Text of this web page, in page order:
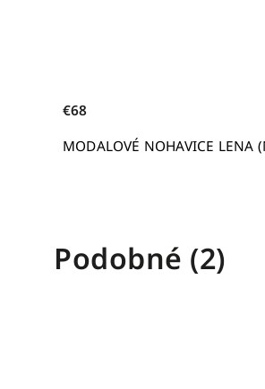
MODALOVÉ NOHAVICE
€68
Podobné (2)